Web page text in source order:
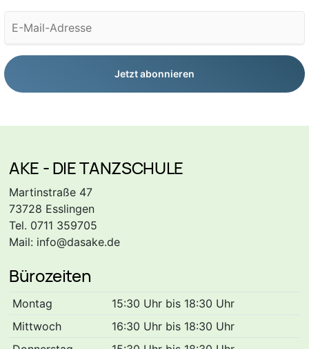
Jetzt abonnieren
AKE - DIE TANZSCHULE
Martinstraße 47
73728 Esslingen
Tel. 0711 359705
Mail: info@dasake.de
Bürozeiten
Montag
15:30 Uhr bis 18:30 Uhr
Mittwoch
16:30 Uhr bis 18:30 Uhr